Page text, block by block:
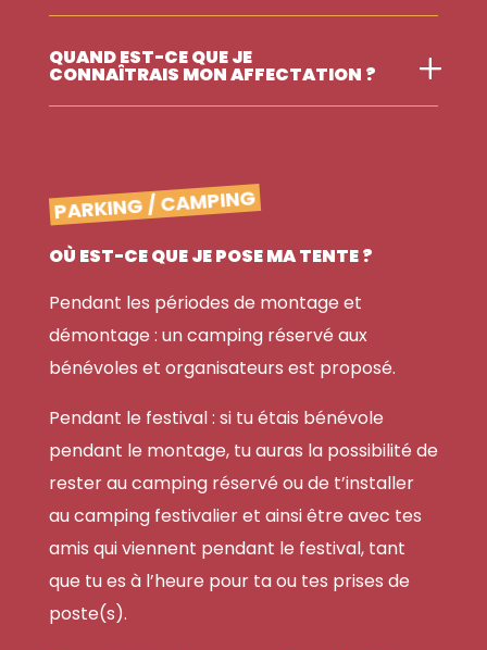
QUAND EST-CE QUE JE
CONNAÎTRAIS MON AFFECTATION ?
PARKING / CAMPING
OÙ EST-CE QUE JE POSE MA TENTE ?
Pendant les périodes de montage et
démontage : un camping réservé aux
bénévoles et organisateurs est proposé.
Pendant le festival : si tu étais bénévole
pendant le montage, tu auras la possibilité de
rester au camping réservé ou de t’installer
au camping festivalier et ainsi être avec tes
amis qui viennent pendant le festival, tant
que tu es à l’heure pour ta ou tes prises de
poste(s).